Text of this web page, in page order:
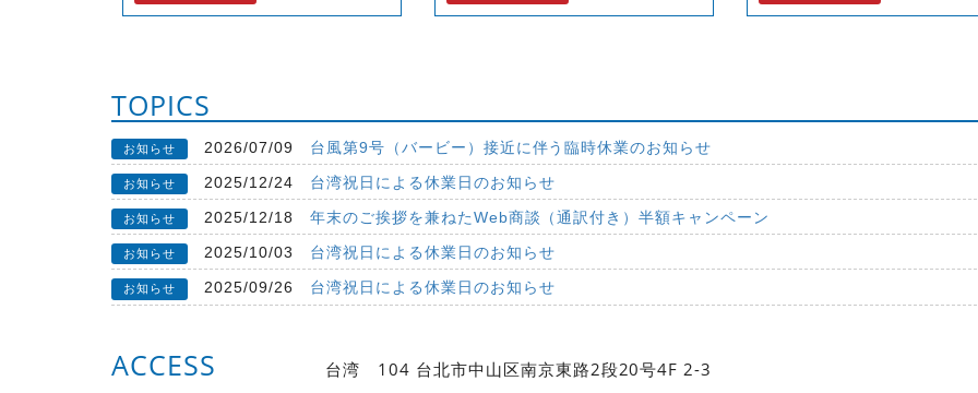
TOPICS
お知らせ 2026/07/09 台風第9号（バービー）接近に伴う臨時休業のお知らせ
お知らせ 2025/12/24 台湾祝日による休業日のお知らせ
お知らせ 2025/12/18 年末のご挨拶を兼ねたWeb商談（通訳付き）半額キャンペーン
お知らせ 2025/10/03 台湾祝日による休業日のお知らせ
お知らせ 2025/09/26 台湾祝日による休業日のお知らせ
ACCESS 台湾 104 台北市中山区南京東路2段20号4F 2-3